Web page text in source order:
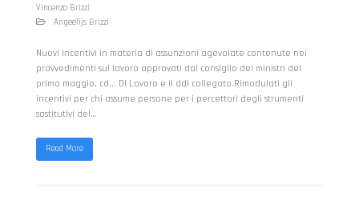
Vincenzo Brizzi
Angeelijs Brizzi
Nuovi incentivi in materia di assunzioni agevolate contenute nei
provvedimenti sul lavoro approvati dal consiglio dei ministri del
primo maggio, cd... Dl Lavoro e il ddl collegato.Rimodulati gli
incentivi per chi assume persone per i percettori degli strumenti
sostitutivi del…
Read More